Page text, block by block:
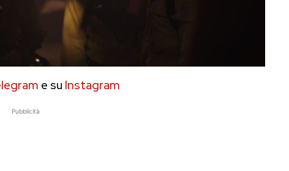
e su Instagram
Pubblicità